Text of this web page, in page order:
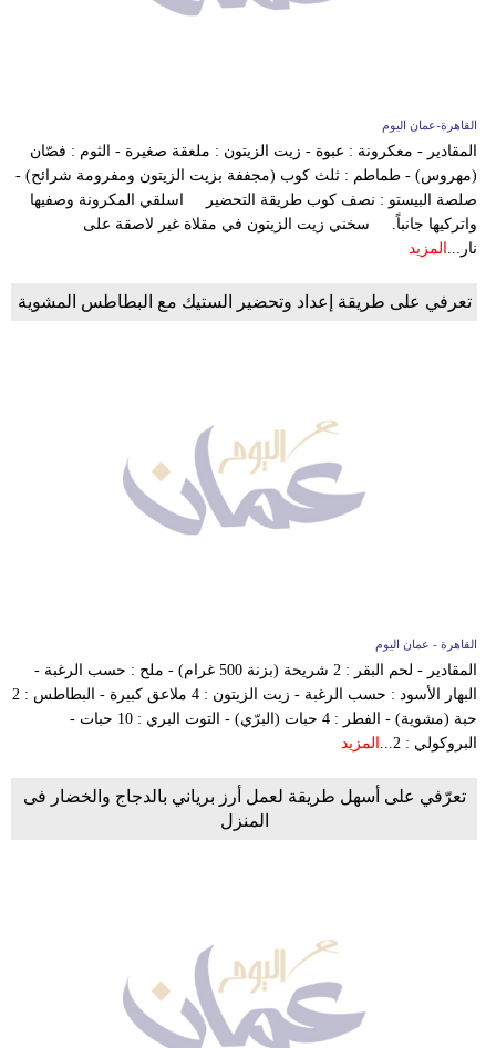
إعلام
تعليم
علوم
القاهرة-عمان اليوم
المقادير - معكرونة : عبوة - زيت الزيتون : ملعقة صغيرة - الثوم : فصّان
(مهروس) - طماطم : ثلث كوب (مجففة بزيت الزيتون ومفرومة شرائح) -
صلصة البيستو : نصف كوب طريقة التحضير اسلقي المكرونة وصفيها
واتركيها جانباً. سخني زيت الزيتون في مقلاة غير لاصقة على
نار... المزيد
تعرفي على طريقة إعداد وتحضير الستيك مع البطاطس المشوية
القاهرة - عمان اليوم
المقادير - لحم البقر : 2 شريحة (بزنة 500 غرام) - ملح : حسب الرغبة -
البهار الأسود : حسب الرغبة - زيت الزيتون : 4 ملاعق كبيرة - البطاطس : 2
حبة (مشوية) - الفطر : 4 حبات (البرّي) - التوت البري : 10 حبات -
البروكولي : 2...
المزيد
تعرّفي على أسهل طريقة لعمل أرز برياني بالدجاج والخضار فى
المنزل